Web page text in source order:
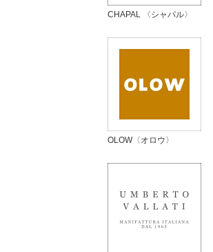
CHAPAL 〈シャパル〉
OLOW〈オロウ〉